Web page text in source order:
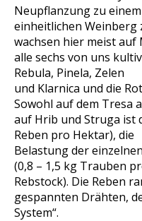
Neupflanzung zu einem
einheitlichen Weinberg
wachsen hier meist auf
alle sechs von uns
Rebula, Pinela, Zelen
und Klarnica und die
Sowohl auf dem Tresa
auf Hrib und Struga ist
Reben pro Hektar), die
Belastung der
(0,8 – 1,5 kg Trauben
Rebstock). Die Reben
gespannten Drähten,
System“.